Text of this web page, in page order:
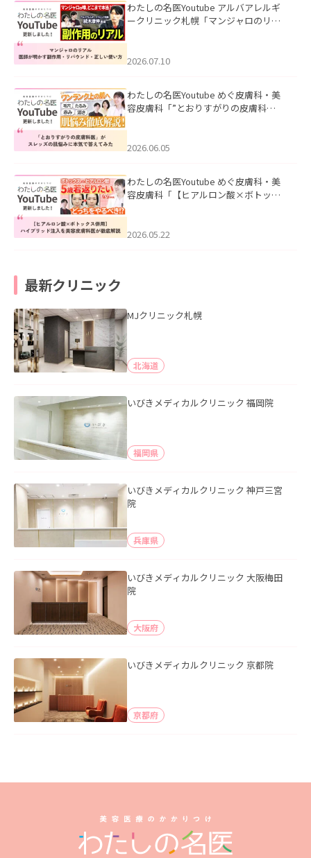
わたしの名医Youtube アルバアレルギ
ークリニック札幌「マンジャロのリア
た。
2026.07.10
わたしの名医Youtube めぐ皮膚科・美
容皮膚科「”とおりすがりの皮膚科
2026.06.05
わたしの名医Youtube めぐ皮膚科・美
容皮膚科「【ヒアルロン酸×ボトック
た。
2026.05.22
最新クリニック
MJクリニック札幌
北海道
いびきメディカルクリニック 福岡院
福岡県
いびきメディカルクリニック 神戸三宮
院
兵庫県
いびきメディカルクリニック 大阪梅田
院
大阪府
いびきメディカルクリニック 京都院
京都府